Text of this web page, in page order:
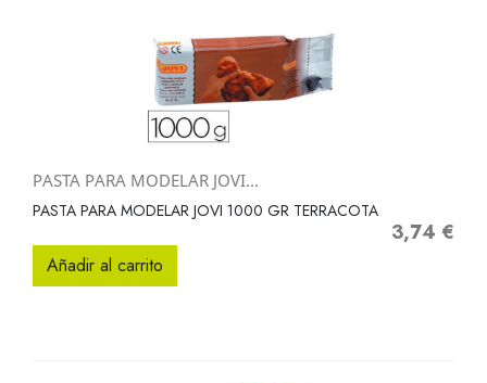
PASTA PARA MODELAR JOVI...
PASTA PARA MODELAR JOVI 1000 GR TERRACOTA
Precio
3,74 €
Añadir al carrito